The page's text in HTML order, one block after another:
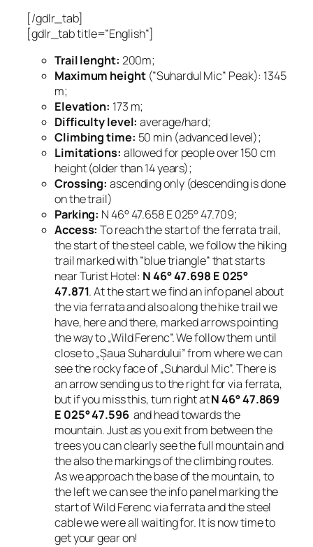
[/gdlr_tab]
[gdlr_tab title=”English”]
Trail lenght: 200m;
Maximum height(”Suhardul Mic” Peak): 1345
m;
Elevation: 173 m;
Difficulty level: average/hard;
Climbing time: 50 min (advanced level);
Limitations: allowed for people over 150 cm
height (older than 14 years);
Crossing: ascending only (descending is done
on the trail)
Parking: N 46° 47.658 E 025° 47.709;
Access: To reach the start of the ferrata trail,
the start of the steel cable, we follow the hiking
trail marked with ”blue triangle” that starts
near Turist Hotel: N 46° 47.698 E 025°
47.871. At the start we find an info panel about
the via ferrata and also along the hike trail we
have, here and there, marked arrows pointing
the way to „Wild Ferenc”. We follow them until
close to „Șaua Suhardului”from where we can
see the rocky face of „Suhardul Mic”. There is
an arrow sending us to the right for via ferrata,
but if you miss this, turn right atN 46° 47.869
E 025° 47.596and head towards the
mountain. Just as you exit from between the
trees you can clearly see the full mountain and
the also the markings of the climbing routes.
As we approach the base of the mountain, to
the left we can see the info panel marking the
start of Wild Ferenc via ferrata and the steel
cable we were all waiting for. It is now time to
get your gear on!